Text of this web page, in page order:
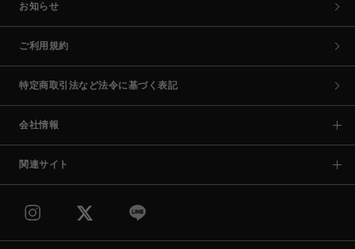
お知らせ
ご利用規約
特定商取引法など法令に基づく表記
会社情報
関連サイト